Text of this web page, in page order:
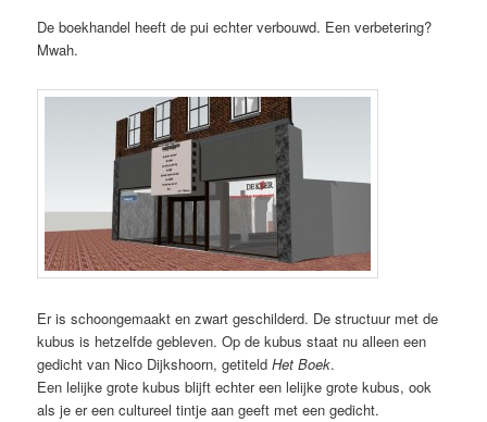
De boekhandel heeft de pui echter verbouwd. Een verbetering?
Mwah.
Er is schoongemaakt en zwart geschilderd. De structuur met de
kubus is hetzelfde gebleven. Op de kubus staat nu alleen een
gedicht van Nico Dijkshoorn, getiteldHet Boek.
Een lelijke grote kubus blijft echter een lelijke grote kubus, ook
als je er een cultureel tintje aan geeft met een gedicht.